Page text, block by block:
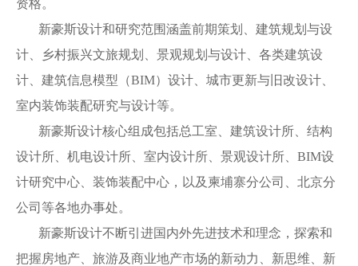
资格。
新豪斯设计和研究范围涵盖前期策划、建筑规划与设
计、乡村振兴文旅规划、景观规划与设计、各类建筑设
计、建筑信息模型（BIM）设计、城市更新与旧改设计、
室内装饰装配研究与设计等。
新豪斯设计核心组成包括总工室、建筑设计所、结构
设计所、机电设计所、室内设计所、景观设计所、 BIM设
计研究中心、装饰装配中心，以及柬埔寨分公司、北京分
公司等各地办事处。
新豪斯设计不断引进国内外先进技术和理念，探索和
把握房地产、旅游及商业地产市场的新动力、新思维、新